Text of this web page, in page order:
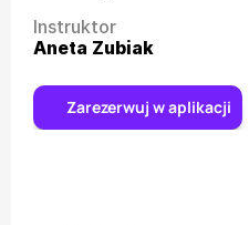
Instruktor
Aneta Zubiak
Zarezerwuj w aplikacji